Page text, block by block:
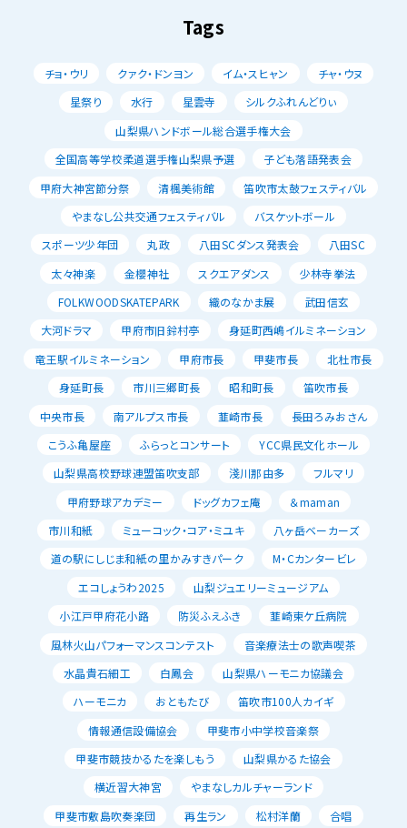
Tags
チョ・ウリ クァク・ドンヨン イム・スヒャン
チャ・ウヌ
星祭り
水行 星雲寺
シルクふれんどりぃ
山梨県ハンドボール総合選手権大会
全国高等学校柔道選手権山梨県予選
子ども落語発表会
甲府大神宮節分祭
清楓美術館
笛吹市太鼓フェスティバル
やまなし公共交通フェスティバル
バスケットボール
スポーツ少年団
丸政 八田SCダンス発表会
八田SC
太々神楽
金櫻神社 スクエアダンス
少林寺拳法
FOLKWOODSKATEPARK
織のなかま展
武田信玄
大河ドラマ
甲府市旧鈴村亭
身延町西嶋イルミネーション
竜王駅イルミネーション
甲府市長 甲斐市長
北杜市長
身延町長
市川三郷町長 昭和町長
笛吹市長
中央市長
南アルプス市長 韮崎市長
長田ろみおさん
こうふ亀屋座
ふらっとコンサート
YCC県民文化ホール
山梨県高校野球連盟笛吹支部
淺川那由多
フルマリ
甲府野球アカデミー
ドッグカフェ庵
＆maman
市川和紙
ミューコック・コア・ミユキ
八ヶ岳ベーカーズ
道の駅にしじま和紙の里かみすきパーク
M・Cカンタービレ
エコしょうわ2025
山梨ジュエリーミュージアム
小江戸甲府花小路
防災ふえふき
韮崎東ケ丘病院
風林火山パフォーマンスコンテスト
音楽療法士の歌声喫茶
水晶貴石細工
白鳳会
山梨県ハーモニカ協議会
ハーモニカ
おともたび
笛吹市100人カイギ
情報通信設備協会
甲斐市小中学校音楽祭
甲斐市競技かるたを楽しもう
山梨県かるた協会
横近習大神宮
やまなしカルチャーランド
甲斐市敷島吹奏楽団
再生ラン 松村洋蘭
合唱